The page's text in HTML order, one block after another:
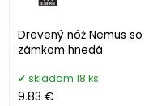
Drevený nôž Nemus so
zámkom hnedá
skladom 18 ks
9.83 €